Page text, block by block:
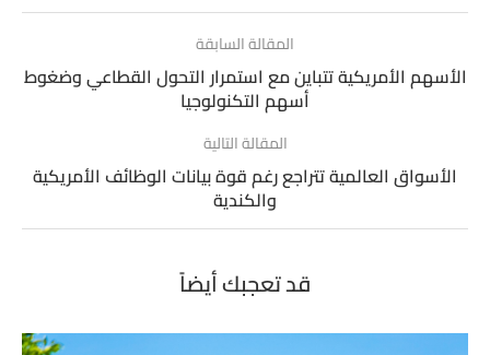
المقالة السابقة
الأسهم الأمريكية تتباين مع استمرار التحول القطاعي وضغوط
أسهم التكنولوجيا
المقالة التالية
الأسواق العالمية تتراجع رغم قوة بيانات الوظائف الأمريكية
والكندية
قد تعجبك أيضاً